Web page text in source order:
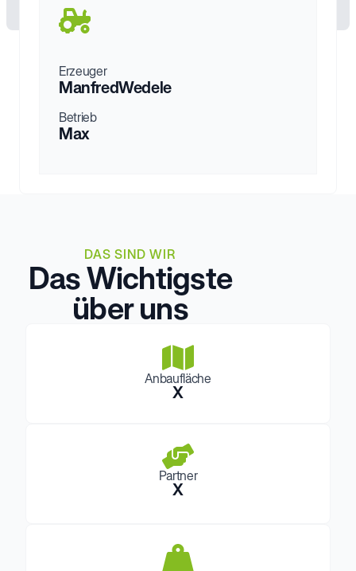
Erzeuger
ManfredWedele
Betrieb
Max
DAS SIND WIR
Das Wichtigste
über uns
Anbaufläche
X
Partner
X